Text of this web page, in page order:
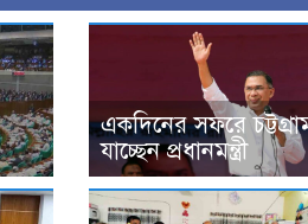
একদিনের সফরে
যাচ্ছেন প্রধানমন্ত্রী